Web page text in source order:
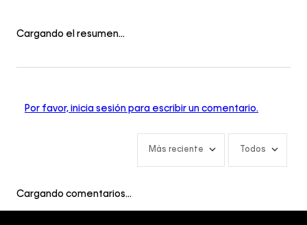
Cargando el resumen…
Por favor, inicia sesión para escribir un comentario.
Más reciente Todos
Cargando comentarios…